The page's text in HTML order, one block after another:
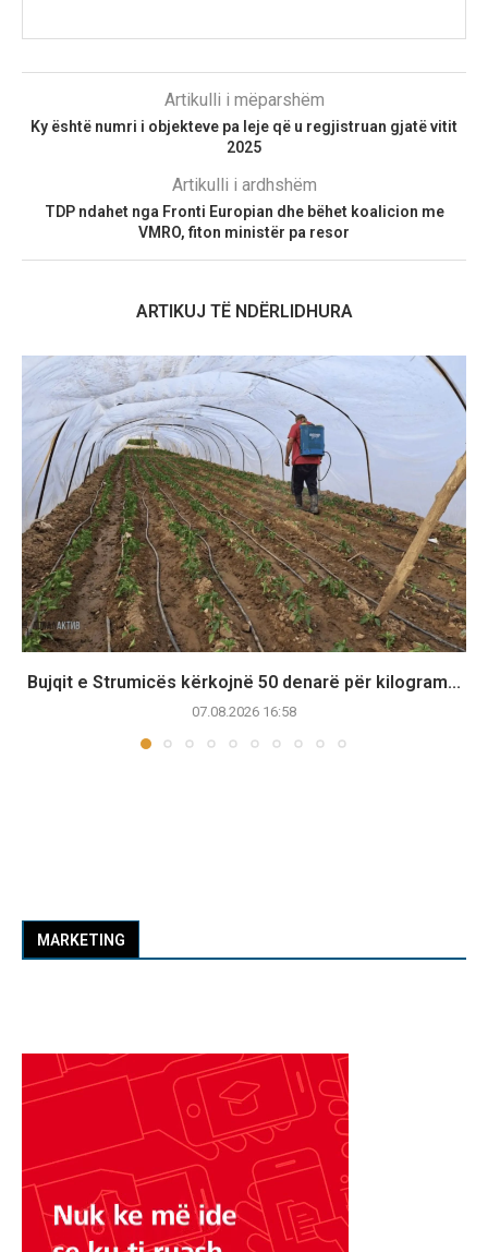
Artikulli i mëparshëm
Ky është numri i objekteve pa leje që u regjistruan gjatë vitit
2025
Artikulli i ardhshëm
TDP ndahet nga Fronti Europian dhe bëhet koalicion me
VMRO, fiton ministër pa resor
ARTIKUJ TË NDËRLIDHURA
Bujqit e Strumicës kërkojnë 50 denarë për kilogram...
07.08.2026 16:58
MARKETING